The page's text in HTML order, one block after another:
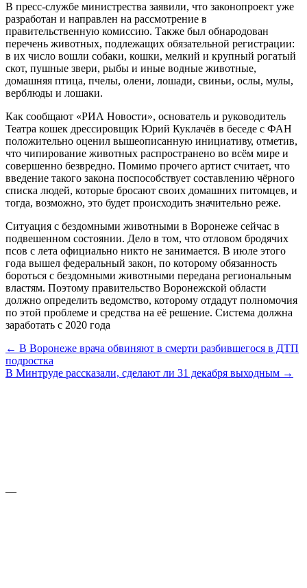
В пресс-службе министрества заявили, что законопроект уже
разработан и направлен на рассмотрение в
правительственную комиссию. Также был обнародован
перечень животных, подлежащих обязательной регистрации:
в их число вошли собаки, кошки, мелкий и крупный рогатый
скот, пушные звери, рыбы и иные водные животные,
домашняя птица, пчелы, олени, лошади, свиньи, ослы, мулы,
верблюды и лошаки.
Как сообщают «РИА Новости», основатель и руководитель
Театра кошек дрессировщик Юрий Куклачёв в беседе с ФАН
положительно оценил вышеописанную инициативу, отметив,
что чипирование животных распространено во всём мире и
совершенно безвредно. Помимо прочего артист считает, что
введение такого закона поспособствует составлению чёрного
списка людей, которые бросают своих домашних питомцев, и
тогда, возможно, это будет происходить значительно реже.
Ситуация с бездомными животными в Воронеже сейчас в
подвешенном состоянии. Дело в том, что отловом бродячих
псов с лета официально никто не занимается. В июле этого
года вышел федеральный закон, по которому обязанность
бороться с бездомными животными передана региональным
властям. Поэтому правительство Воронежской области
должно определить ведомство, которому отдадут полномочия
по этой проблеме и средства на её решение. Система должна
заработать с 2020 года
← В Воронеже врача обвиняют в смерти разбившегося в ДТП
подростка
В Минтруде рассказали, сделают ли 31 декабря выходным →
—